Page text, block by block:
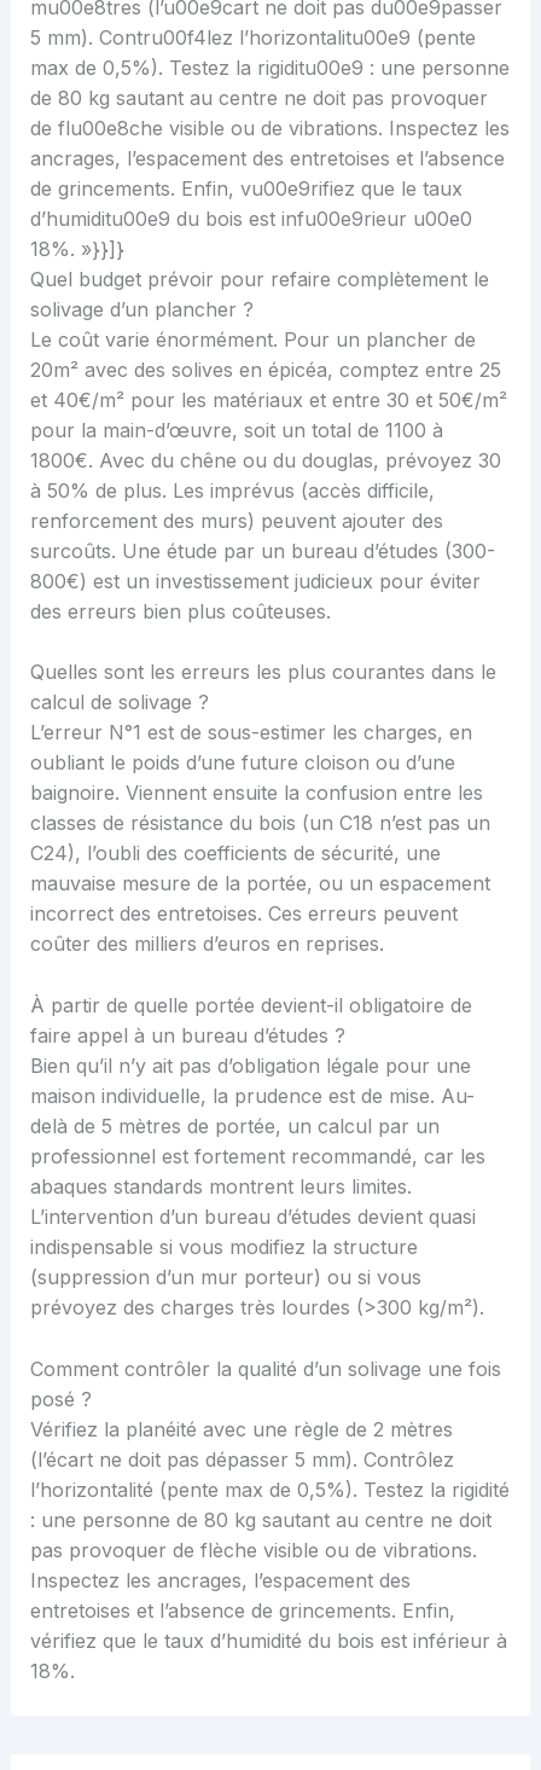
mu00e8tres (l’u00e9cart ne doit pas du00e9passer
5 mm). Contru00f4lez l’horizontalitu00e9 (pente
max de 0,5%). Testez la rigiditu00e9 : une personne
de 80 kg sautant au centre ne doit pas provoquer
de flu00e8che visible ou de vibrations. Inspectez les
ancrages, l’espacement des entretoises et l’absence
de grincements. Enfin, vu00e9rifiez que le taux
d’humiditu00e9 du bois est infu00e9rieur u00e0
18%. »}}]}
Quel budget prévoir pour refaire complètement le
solivage d’un plancher ?
Le coût varie énormément. Pour un plancher de
20m² avec des solives en épicéa, comptez entre 25
et 40€/m² pour les matériaux et entre 30 et 50€/m²
pour la main-d’œuvre, soit un total de 1100 à
1800€. Avec du chêne ou du douglas, prévoyez 30
à 50% de plus. Les imprévus (accès difficile,
renforcement des murs) peuvent ajouter des
surcoûts. Une étude par un bureau d’études (300-
800€) est un investissement judicieux pour éviter
des erreurs bien plus coûteuses.
Quelles sont les erreurs les plus courantes dans le
calcul de solivage ?
L’erreur N°1 est de sous-estimer les charges, en
oubliant le poids d’une future cloison ou d’une
baignoire. Viennent ensuite la confusion entre les
classes de résistance du bois (un C18 n’est pas un
C24), l’oubli des coefficients de sécurité, une
mauvaise mesure de la portée, ou un espacement
incorrect des entretoises. Ces erreurs peuvent
coûter des milliers d’euros en reprises.
À partir de quelle portée devient-il obligatoire de
faire appel à un bureau d’études ?
Bien qu’il n’y ait pas d’obligation légale pour une
maison individuelle, la prudence est de mise. Au-
delà de 5 mètres de portée, un calcul par un
professionnel est fortement recommandé, car les
abaques standards montrent leurs limites.
L’intervention d’un bureau d’études devient quasi
indispensable si vous modifiez la structure
(suppression d’un mur porteur) ou si vous
prévoyez des charges très lourdes (>300 kg/m²).
Comment contrôler la qualité d’un solivage une fois
posé ?
Vérifiez la planéité avec une règle de 2 mètres
(l’écart ne doit pas dépasser 5 mm). Contrôlez
l’horizontalité (pente max de 0,5%). Testez la rigidité
: une personne de 80 kg sautant au centre ne doit
pas provoquer de flèche visible ou de vibrations.
Inspectez les ancrages, l’espacement des
entretoises et l’absence de grincements. Enfin,
vérifiez que le taux d’humidité du bois est inférieur à
18%.